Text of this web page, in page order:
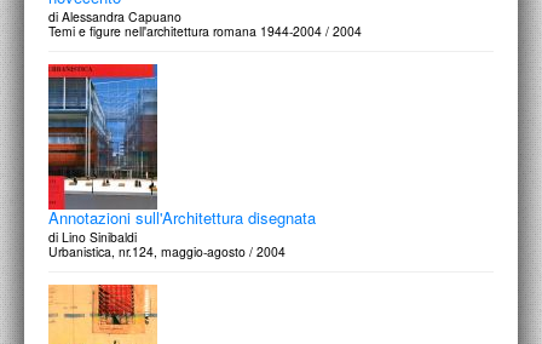
di Alessandra Capuano
Temi e figure nell'architettura romana 1944-2004 / 2004
Annotazioni sull'Architettura disegnata
di Lino Sinibaldi
Urbanistica, nr.124, maggio-agosto / 2004